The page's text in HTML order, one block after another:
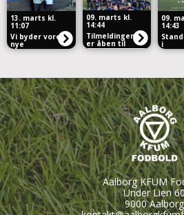
13. marts kl.
11:07
Vi byder vores
nye
HOVEDSPONSOR
09. marts kl.
14:44
Tilmeldingen
er åben til
Technica
09.
14:43
i
Aalborg KFUM
Under Lien
9000 Aalborg